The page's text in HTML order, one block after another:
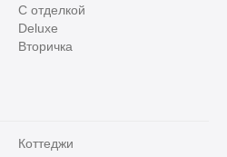
С отделкой
Deluxe
Вторичка
Коттеджи